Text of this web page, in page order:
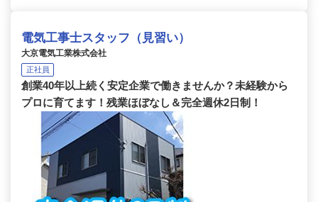
電気工事士スタッフ（見習い）
大京電気工業株式会社
正社員
創業40年以上続く安定企業で働きませんか？未経験から
プロに育てます！残業ほぼなし＆完全週休2日制！